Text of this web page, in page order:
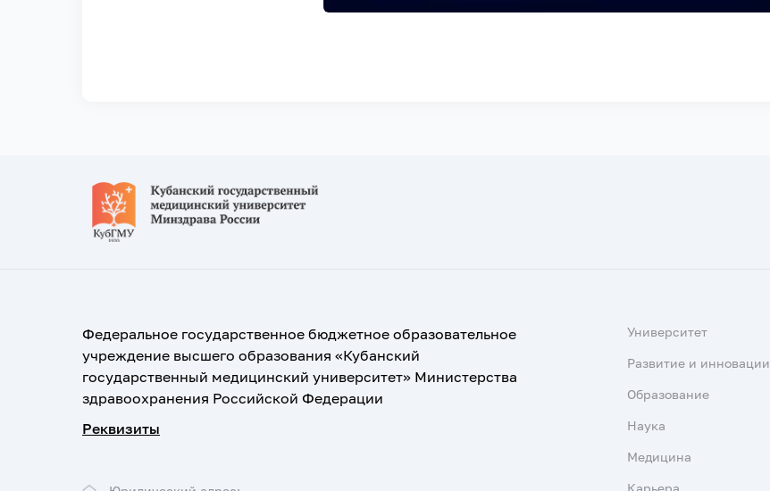
Федеральное государственное бюджетное образовательное
учреждение высшего образования «Кубанский
государственный медицинский университет» Министерства
здравоохранения Российской Федерации
Реквизиты
Университет
Развитие и инновации
Образование
Наука
Медицина